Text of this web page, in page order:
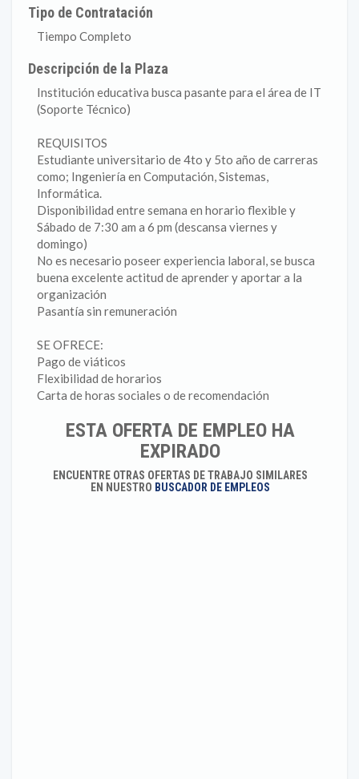
Tipo de Contratación
Tiempo Completo
Descripción de la Plaza
Institución educativa busca pasante para el área de IT
(Soporte Técnico)
REQUISITOS
Estudiante universitario de 4to y 5to año de carreras
como; Ingeniería en Computación, Sistemas,
Informática.
Disponibilidad entre semana en horario flexible y
Sábado de 7:30 am a 6 pm (descansa viernes y
domingo)
No es necesario poseer experiencia laboral, se busca
buena excelente actitud de aprender y aportar a la
organización
Pasantía sin remuneración
SE OFRECE:
Pago de viáticos
Flexibilidad de horarios
Carta de horas sociales o de recomendación
ESTA OFERTA DE EMPLEO HA
EXPIRADO
ENCUENTRE OTRAS OFERTAS DE TRABAJO SIMILARES
EN NUESTRO BUSCADOR DE EMPLEOS